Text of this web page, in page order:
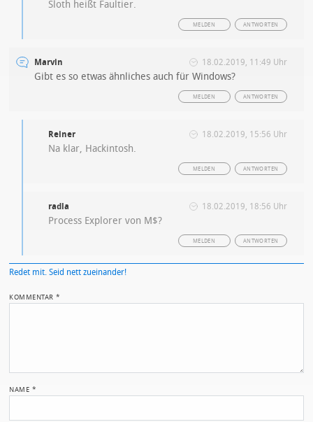
Sloth heißt Faultier.
ANTWORTEN
MELDEN
Marvin 18.02.2019, 11:49 Uhr
Gibt es so etwas ähnliches auch für Windows?
ANTWORTEN
MELDEN
Reiner 18.02.2019, 15:56 Uhr
Na klar, Hackintosh.
ANTWORTEN
MELDEN
radla 18.02.2019, 18:56 Uhr
Process Explorer von M$?
ANTWORTEN
MELDEN
Redet mit. Seid nett zueinander!
KOMMENTAR*
NAME *